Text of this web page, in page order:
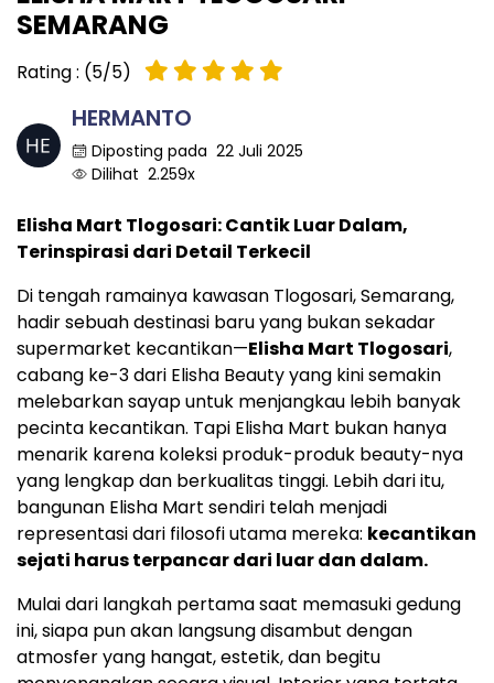
SEMARANG
Rating : (5/5)
HERMANTO
Diposting pada 22 Juli 2025
Dilihat 2.259x
Elisha Mart Tlogosari: Cantik Luar Dalam,
Terinspirasi dari Detail Terkecil
Di tengah ramainya kawasan Tlogosari, Semarang,
hadir sebuah destinasi baru yang bukan sekadar
supermarket kecantikan—Elisha Mart Tlogosari,
cabang ke-3 dari Elisha Beauty yang kini semakin
melebarkan sayap untuk menjangkau lebih banyak
pecinta kecantikan. Tapi Elisha Mart bukan hanya
menarik karena koleksi produk-produk beauty-nya
yang lengkap dan berkualitas tinggi. Lebih dari itu,
bangunan Elisha Mart sendiri telah menjadi
representasi dari filosofi utama mereka: kecantikan
sejati harus terpancar dari luar dan dalam.
Mulai dari langkah pertama saat memasuki gedung
ini, siapa pun akan langsung disambut dengan
atmosfer yang hangat, estetik, dan begitu